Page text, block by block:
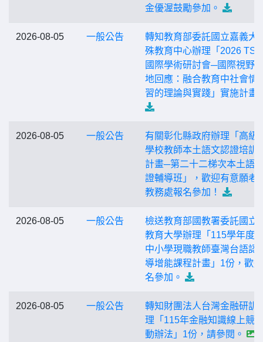
金優渥鼓勵參加。
2026-08-05 一般公告
轉知教育部委託國立嘉義大
殊教育中心辦理「2026
國際學術研討會─國際視野
地回應：融合教育中社會情
習的理論與實踐」實施計畫
2026-08-05 一般公告
有關彰化縣政府辦理「高級
學校教師本土語文認證培訓
計畫─第二十二梯次本土語
證輔導班」，歡迎有意願老
教務處報名參加！
2026-08-05 一般公告
檢送教育部國教署委託國立
教育大學辦理「115學年度
中小學現職教師臺灣台語認
導增能課程計畫」1份，歡
名參加。
2026-08-05 一般公告
轉知財團法人台灣金融研訓
理「115年金融知識線上競
動辦法」1份，請參閱。